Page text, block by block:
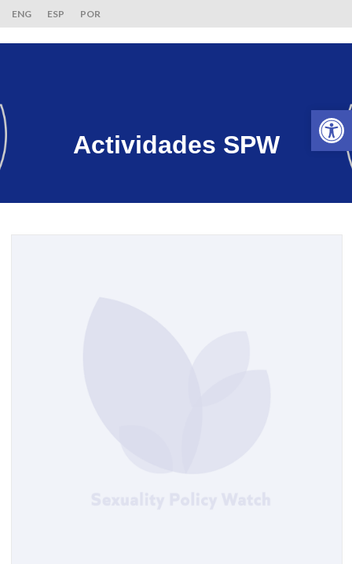
ENG ESP POR
Actividades SPW